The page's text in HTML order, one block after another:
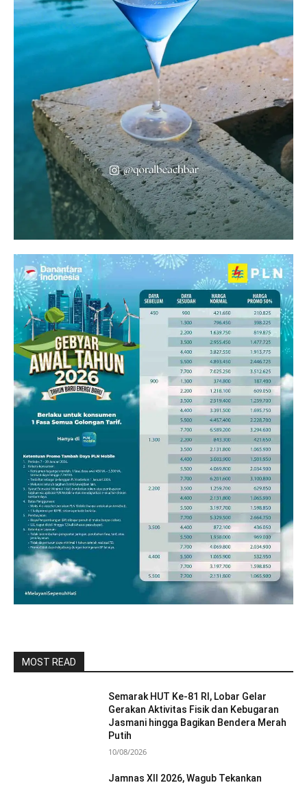
MOST READ
Semarak HUT Ke-81 RI, Lobar Gelar
Gerakan Aktivitas Fisik dan Kebugaran
Jasmani hingga Bagikan Bendera Merah
Putih
10/08/2026
Jamnas XII 2026, Wagub Tekankan